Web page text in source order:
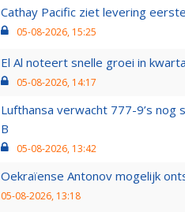
Cathay Pacific ziet levering
05-08-2026, 15:25
El Al noteert snelle groei in
05-08-2026, 14:17
Lufthansa verwacht 777-9’s
B
05-08-2026, 13:42
Oekraïense Antonov mogelijk
05-08-2026, 13:18